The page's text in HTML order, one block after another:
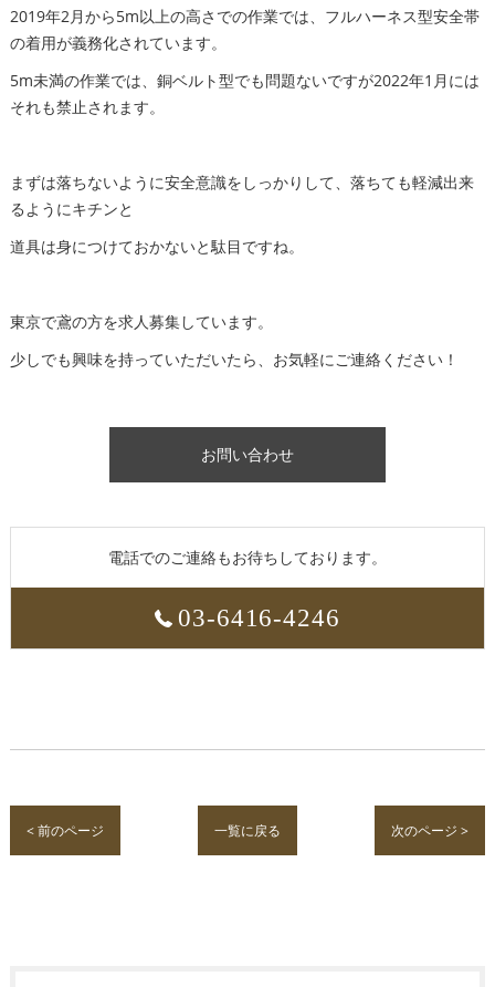
2019年2月から5m以上の高さでの作業では、フルハーネス型安全帯
の着用が義務化されています。
5m未満の作業では、銅ベルト型でも問題ないですが2022年1月には
それも禁止されます。
まずは落ちないように安全意識をしっかりして、落ちても軽減出来
るようにキチンと
道具は身につけておかないと駄目ですね。
東京で鳶の方を求人募集しています。
少しでも興味を持っていただいたら、お気軽にご連絡ください！
お問い合わせ
電話でのご連絡もお待ちしております。
03-6416-4246
< 前のページ 一覧に戻る 次のページ >